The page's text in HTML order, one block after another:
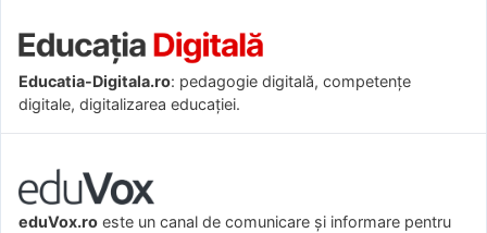
Educatia-Digitala.ro: pedagogie digitală, competențe
digitale, digitalizarea educației.
eduVox.ro este un canal de comunicare și informare pentru